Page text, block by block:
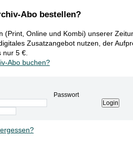
Abo bestellen?
(Print, Online und Kombi) unserer
Zusatzangebot nutzen, der
nur 5 €.
Abo buchen?
Passwort